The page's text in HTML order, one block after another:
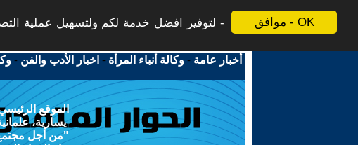
موافق - OK
لتوفير افضل خدمة لكم ولتسهيل عملية
أخبار عامة -وكالة أنباء المرأة - اخبار الأدب والفن -
الموقع
يسارية،
"من أجل مجتمع